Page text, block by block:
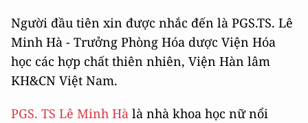
Người đầu tiên xin được nhắc đến là PGS.TS. Lê
Minh Hà - Trưởng Phòng Hóa dược Viện Hóa
học các hợp chất thiên nhiên, Viện Hàn lâm
KH&CN Việt Nam.
PGS. TS Lê Minh Hà là nhà khoa học nữ nổi